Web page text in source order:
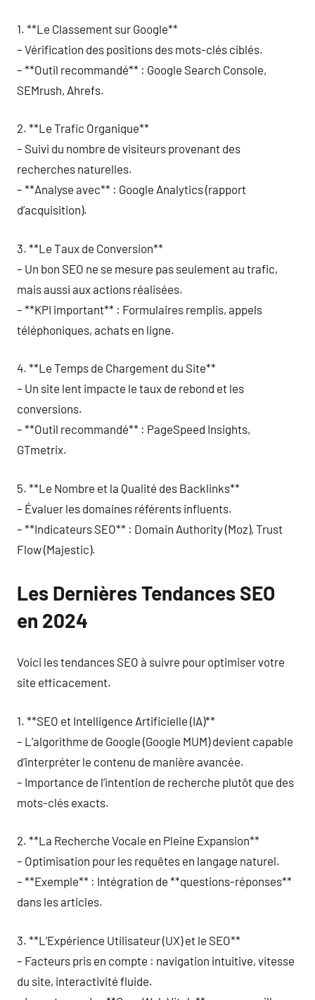
1. **Le Classement sur Google**
– Vérification des positions des mots-clés ciblés.
– **Outil recommandé** : Google Search Console,
SEMrush, Ahrefs.
2. **Le Trafic Organique**
– Suivi du nombre de visiteurs provenant des
recherches naturelles.
– **Analyse avec** : Google Analytics (rapport
d’acquisition).
3. **Le Taux de Conversion**
– Un bon SEO ne se mesure pas seulement au trafic,
mais aussi aux actions réalisées.
– **KPI important** : Formulaires remplis, appels
téléphoniques, achats en ligne.
4. **Le Temps de Chargement du Site**
– Un site lent impacte le taux de rebond et les
conversions.
– **Outil recommandé** : PageSpeed Insights,
GTmetrix.
5. **Le Nombre et la Qualité des Backlinks**
– Évaluer les domaines référents influents.
– **Indicateurs SEO** : Domain Authority (Moz), Trust
Flow (Majestic).
Les Dernières Tendances SEO
en 2024
Voici les tendances SEO à suivre pour optimiser votre
site efficacement.
1. **SEO et Intelligence Artificielle (IA)**
– L’algorithme de Google (Google MUM) devient capable
d’interpréter le contenu de manière avancée.
– Importance de l’intention de recherche plutôt que des
mots-clés exacts.
2. **La Recherche Vocale en Pleine Expansion**
– Optimisation pour les requêtes en langage naturel.
– **Exemple** : Intégration de **questions-réponses**
dans les articles.
3. **L’Expérience Utilisateur (UX) et le SEO**
– Facteurs pris en compte : navigation intuitive, vitesse
du site, interactivité fluide.